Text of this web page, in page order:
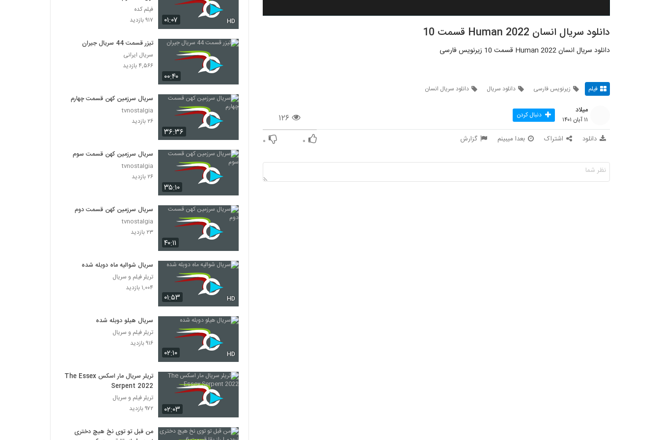
دانلود سریال انسان Human 2022 قسمت 10
دانلود سریال انسان Human 2022 قسمت 10 زیرنویس فارسی
فیلم زیرنویس فارسی دانلود سریال دانلود سریال انسان
۱۲۶
میلاد
۱۱ آبان ۱۴۰۱ دنبال کردن
دانلود اشتراک بعدا میبینم گزارش ۰ ۰
۰۱:۰۷ HD
فیلم کده
۹۱۷ بازدید
۰۰:۴۰
تیزر قسمت 44 سریال جیران
سریال ایرانی
۴,۵۶۶ بازدید
۳۶:۳۶
سریال سرزمین کهن قسمت چهارم
tvnostalgia
۲۶ بازدید
۳۵:۱۰
سریال سرزمین کهن قسمت سوم
tvnostalgia
۲۶ بازدید
۴۰:۱۱
سریال سرزمین کهن قسمت دوم
tvnostalgia
۲۳ بازدید
۰۱:۵۳ HD
سریال شوالیه ماه دوبله شده
تریلر فیلم و سریال
۱,۰۰۴ بازدید
۰۲:۱۰ HD
سریال هیلو دوبله شده
تریلر فیلم و سریال
۹۱۶ بازدید
۰۲:۰۳
تریلر سریال مار اسکس The Essex
Serpent 2022
تریلر فیلم و سریال
۹۷۲ بازدید
من قبل تو توی نخ هیچ دختری